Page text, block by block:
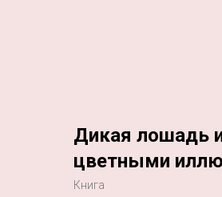
Дикая лошадь
цветными
Книга